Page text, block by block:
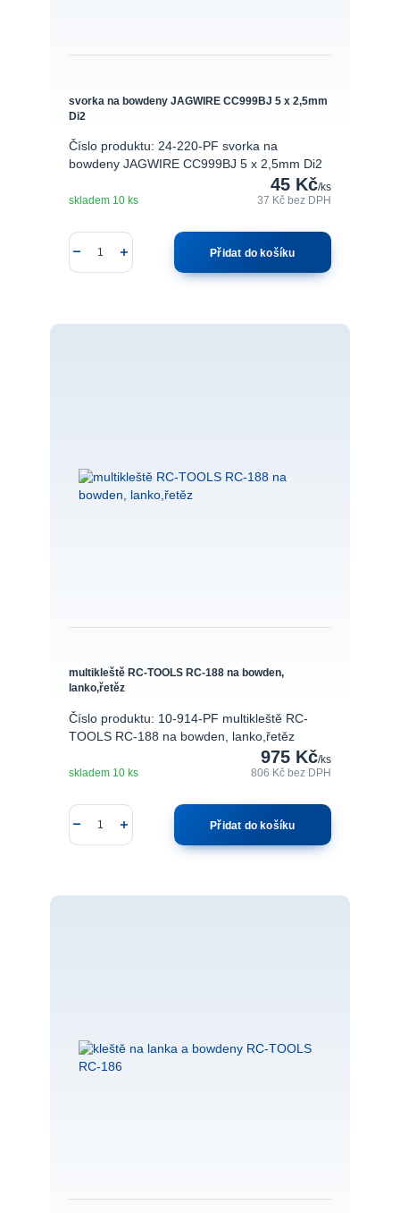
svorka na bowdeny JAGWIRE CC999BJ 5 x 2,5mm
Di2
Číslo produktu: 24-220-PF svorka na
bowdeny JAGWIRE CC999BJ 5 x 2,5mm Di2
45 Kč/ks
37 Kč bez DPH
skladem 10 ks
Přidat do košíku
multikleště RC-TOOLS RC-188 na bowden,
lanko,řetěz
Číslo produktu: 10-914-PF multikleště RC-
TOOLS RC-188 na bowden, lanko,řetěz
975 Kč/ks
806 Kčbez DPH
skladem 10 ks
Přidat do košíku